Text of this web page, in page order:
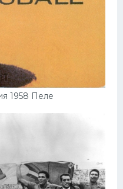
1958 Пеле